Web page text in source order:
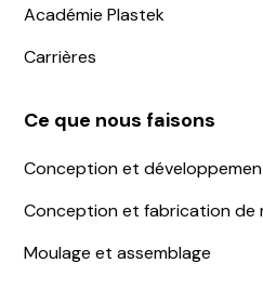
Académie Plastek
Carrières
Ce que nous faisons
Conception et
Conception et fabrication de
Moulage et assemblage